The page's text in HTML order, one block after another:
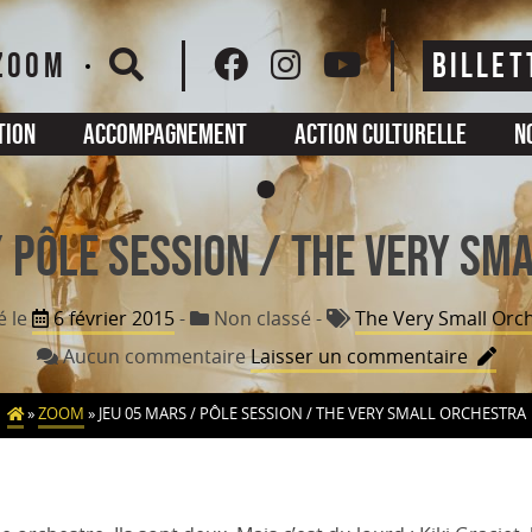
Accompagnement Action culturelle
Session / THE VERY
le 6 février 2015- Non classé -
The Very Small
Aucun commentaireLaisser un commentairesur
JEU
05
MARS
»ZOOM » JEU 05 MARS / PÔLE SESSION / THE VERY SMALL ORCHESTRA